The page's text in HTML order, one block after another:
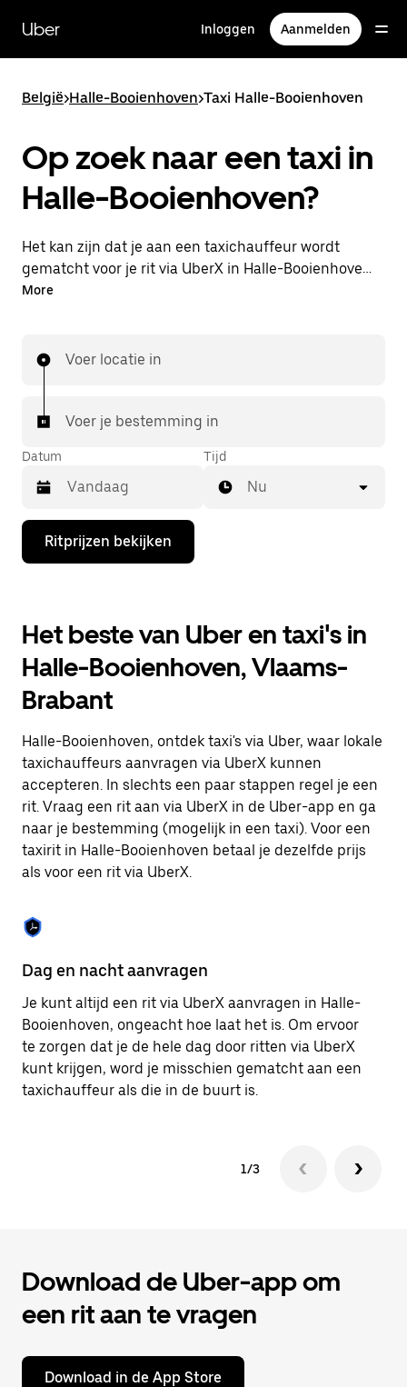
naar
hoofdinhoud
Uber Inloggen Aanmelden
België>Halle-Booienhoven>Taxi Halle-Booienhoven
Op zoek naar een taxi in
Halle-Booienhoven?
Het kan zijn dat je aan een taxichauffeur wordt
gematcht voor je rit via UberX in Halle-Booienhoven.
Als dat zo is, profiteer je van dezelfde 24/7
je bestemming.
More
Voer locatie in
Voer je bestemming in
Datum
Druk
de
de
agenda
te
openen
en
een
te
selecteren.
op
Escape
om
de
agenda
te
Tijd
Nu
Ritprijzen bekijken
Het beste van Uber en taxi's in
Halle-Booienhoven, Vlaams-
Brabant
Halle-Booienhoven, ontdek taxi's via Uber, waar lokale
taxichauffeurs aanvragen via UberX kunnen
accepteren. In slechts een paar stappen regel je een
rit. Vraag een rit aan via UberX in de Uber-app en ga
naar je bestemming (mogelijk in een taxi). Voor een
taxirit in Halle-Booienhoven betaal je dezelfde prijs
als voor een rit via UberX.
Dag en nacht aanvragen
Je kunt altijd een rit via UberX aanvragen in Halle-
Booienhoven, ongeacht hoe laat het is. Om ervoor
te zorgen dat je de hele dag door ritten via UberX
kunt krijgen, word je misschien gematcht aan een
taxichauffeur als die in de buurt is.
1/3
Download de Uber-app om
een rit aan te vragen
Download in de App Store